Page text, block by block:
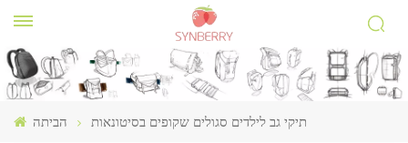
הביתה תיקי גב לילדים סגולים שקופים בסיטונאות